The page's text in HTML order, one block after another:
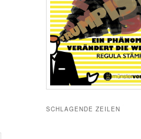
SCHLAGENDE ZEILEN